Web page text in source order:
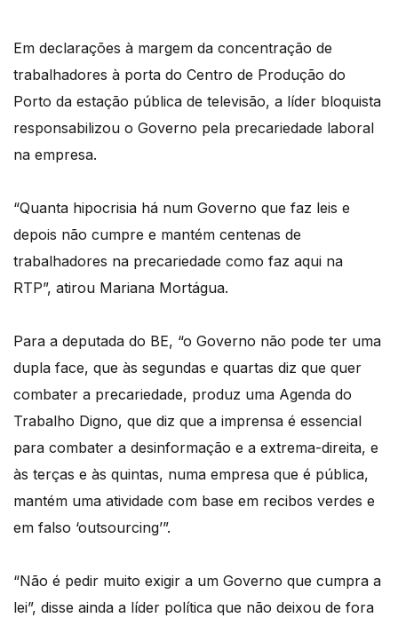
Em declarações à margem da concentração de
trabalhadores à porta do Centro de Produção do
Porto da estação pública de televisão, a líder bloquista
responsabilizou o Governo pela precariedade laboral
na empresa.
“Quanta hipocrisia há num Governo que faz leis e
depois não cumpre e mantém centenas de
trabalhadores na precariedade como faz aqui na
RTP”, atirou Mariana Mortágua.
Para a deputada do BE, “o Governo não pode ter uma
dupla face, que às segundas e quartas diz que quer
combater a precariedade, produz uma Agenda do
Trabalho Digno, que diz que a imprensa é essencial
para combater a desinformação e a extrema-direita, e
às terças e às quintas, numa empresa que é pública,
mantém uma atividade com base em recibos verdes e
em falso ‘outsourcing’”.
“Não é pedir muito exigir a um Governo que cumpra a
lei”, disse ainda a líder política que não deixou de fora